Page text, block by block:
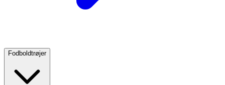
Fodboldtrøjer